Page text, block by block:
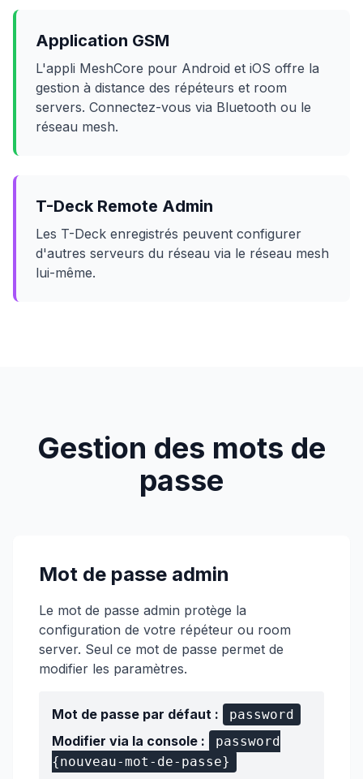
Application GSM
L'appli MeshCore pour Android et iOS offre la
gestion à distance des répéteurs et room
servers. Connectez-vous via Bluetooth ou le
réseau mesh.
T-Deck Remote Admin
Les T-Deck enregistrés peuvent configurer
d'autres serveurs du réseau via le réseau mesh
lui-même.
Gestion des mots de
passe
Mot de passe admin
Le mot de passe admin protège la
configuration de votre répéteur ou room
server. Seul ce mot de passe permet de
modifier les paramètres.
Mot de passe par défaut : password
Modifier via la console :
password
{nouveau-mot-de-passe}